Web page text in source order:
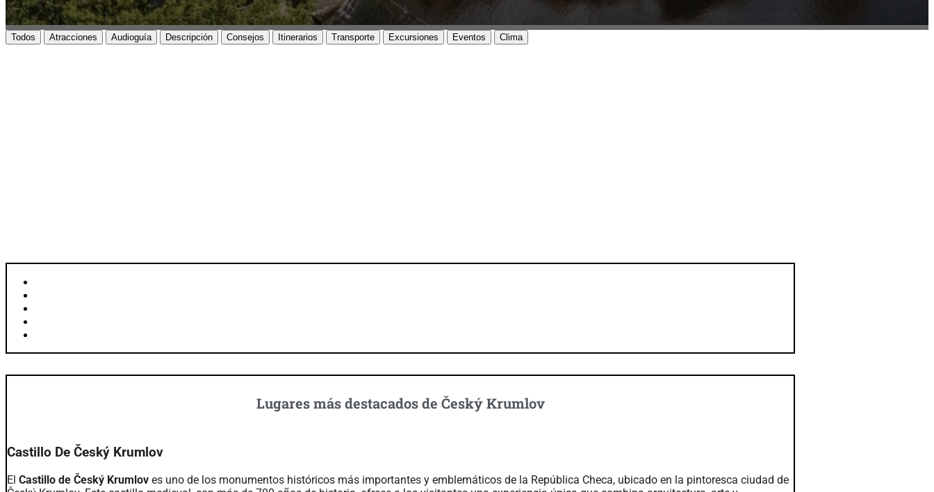
Todos Atracciones Audioguía Descripción Consejos Itinerarios Transporte Excursiones Eventos Clima
Lugares más destacados de Český Krumlov
Castillo De Český Krumlov
El Castillo de Český Krumlov es uno de los monumentos históricos más importantes y emblemáticos de la República Checa, ubicado en la pintoresca ciudad de